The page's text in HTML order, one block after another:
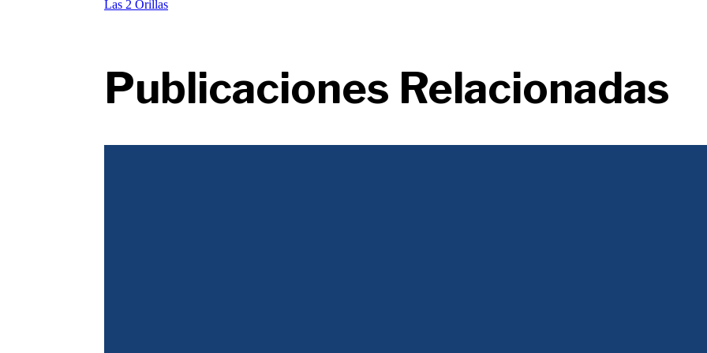
Las 2 Orillas
Publicaciones Relacionadas